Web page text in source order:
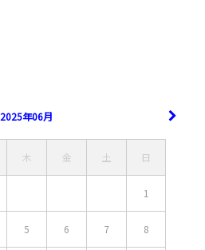
2025年06月
木 金 土 日
1
5 6 7 8